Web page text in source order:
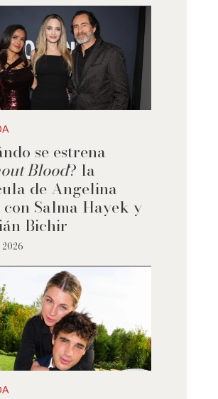
se estrena
Blood? la
de Angelina
Salma Hayek y
Bichir
2026